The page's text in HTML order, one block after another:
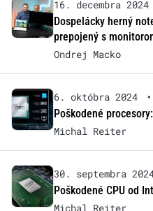
16. decembra 2024
Dospelácky herný
prepojený s
Ondrej Macko
6. októbra 2024 •
Poškodené
Michal Reiter
30. septembra
Poškodené CPU od
Michal Reiter